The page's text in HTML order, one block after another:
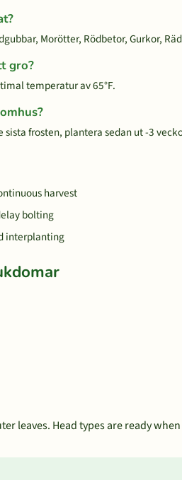
Morötter, Rödbetor, Gurkor,
gro?
temperatur av 65°F.
frosten, plantera sedan ut -3
harvest
bolting
interplanting
leaves. Head types are ready